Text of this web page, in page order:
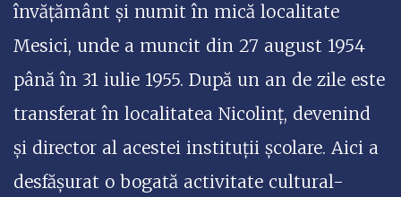
învățământ și numit în mică localitate
Mesici, unde a muncit din 27 august 1954
până în 31 iulie 1955. După un an de zile este
transferat în localitatea Nicolinț, devenind
și director al acestei instituții școlare. Aici a
desfășurat o bogată activitate cultural-